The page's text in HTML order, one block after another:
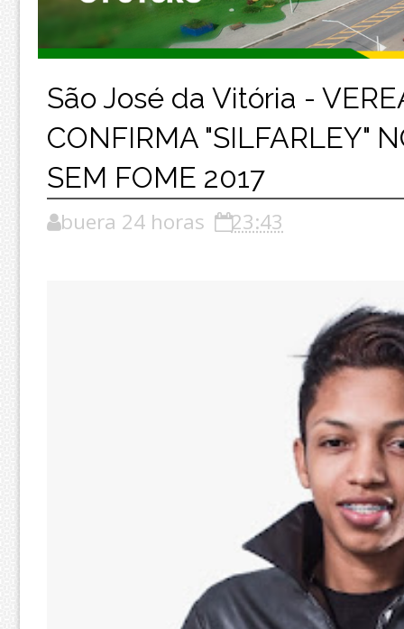
São José da Vitória -
CONFIRMA "SILFARLEY"
SEM FOME 2017
buera 24 horas 23:43